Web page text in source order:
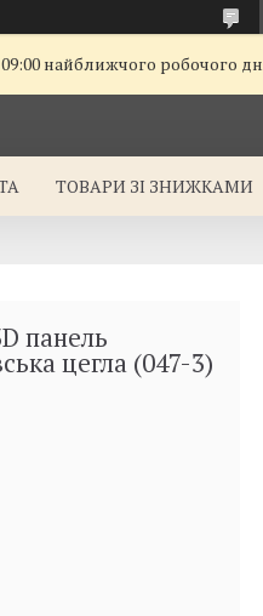
найближчого робочого
ТОВАРИ ЗІ ЗНИЖКАМИ
панель
цегла (047-3)